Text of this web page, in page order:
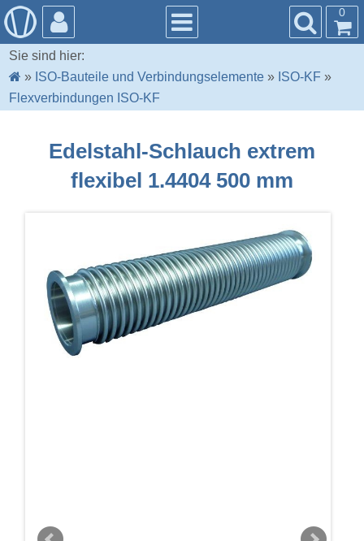
0
Sie sind hier:
» ISO-Bauteile und Verbindungselemente » ISO-KF »
Flexverbindungen ISO-KF
Edelstahl-Schlauch extrem
flexibel 1.4404 500 mm